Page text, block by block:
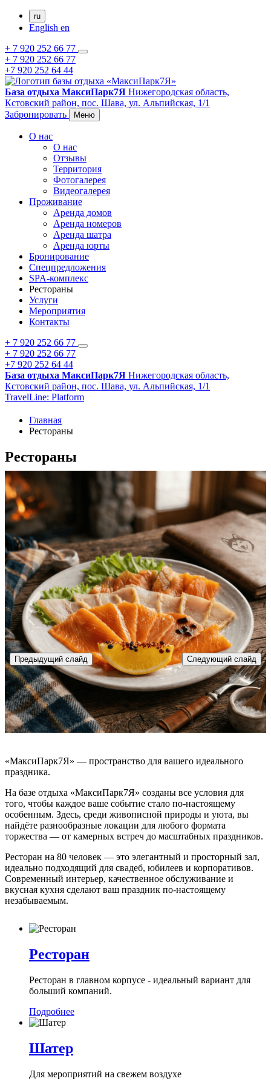
ru
English en
+ 7 920 252 66 77
+ 7 920 252 66 77
+7 920 252 64 44
База отдыха МаксиПарк7Я Нижегородская область,
Кстовский район, пос. Шава, ул. Альпийская, 1/1
Забронировать
Меню
О нас
О нас
Отзывы
Территория
Фотогалерея
Видеогалерея
Проживание
Аренда домов
Аренда номеров
Аренда шатра
Аренда юрты
Бронирование
Спецпредложения
SPA-комплекс
Рестораны
Услуги
Мероприятия
Контакты
+ 7 920 252 66 77
+ 7 920 252 66 77
+7 920 252 64 44
База отдыха МаксиПарк7Я Нижегородская область,
Кстовский район, пос. Шава, ул. Альпийская, 1/1
TravelLine: Platform
Главная
Рестораны
Рестораны
Предыдущий слайд Следующий слайд
«МаксиПарк7Я» — пространство для вашего идеального
праздника.
На базе отдыха «МаксиПарк7Я» созданы все условия для
того, чтобы каждое ваше событие стало по-настоящему
особенным. Здесь, среди живописной природы и уюта, вы
найдёте разнообразные локации для любого формата
торжества — от камерных встреч до масштабных праздников.
Ресторан на 80 человек — это элегантный и просторный зал,
идеально подходящий для свадеб, юбилеев и корпоративов.
Современный интерьер, качественное обслуживание и
вкусная кухня сделают ваш праздник по-настоящему
незабываемым.
Ресторан
Ресторан в главном корпусе - идеальный вариант для
больший компаний.
Подробнее
Шатер
Для мероприятий на свежем воздухе